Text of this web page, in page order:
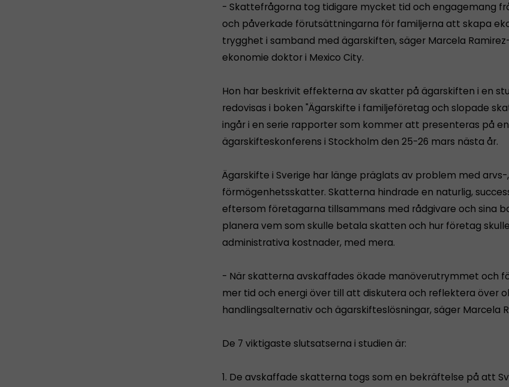
- Skattefrågorna tog tidigare mycket tid och engagemang
och påverkade förutsättningarna för familjerna att skapa
trygghet i samband med ägarskiften, säger Marcela
ekonomie doktor i Mexico City.
Hon har beskrivit effekterna av skatter på ägarskiften i en
redovisas i boken "Ägarskifte i familjeföretag och slopade
ingår i en serie rapporter som kommer att presenteras på
ägarskifteskonferens i Stockholm den 25-26 mars nästa år.
Ägarskifte i Sverige har länge präglats av problem med
förmögenhetsskatter. Skatterna hindrade en naturlig,
eftersom företagarna tillsammans med rådgivare och sina
planera vem som skulle betala skatten och hur företag
administrativa kostnader, med mera.
- När skatterna avskaffades ökade manöverutrymmet och
mer tid och energi över till att diskutera och reflektera över
handlingsalternativ och ägarskifteslösningar, säger Marcela
De 7 viktigaste slutsatserna i studien är:
1. De avskaffade skatterna togs som en bekräftelse på att